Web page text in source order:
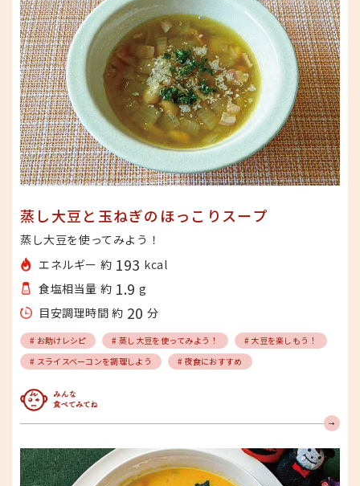
蒸し大豆と玉ねぎのほっこりスープ
蒸し大豆を使ってみよう！
エネルギー 約 193 kcal
食塩相当量 約 1.9 g
目安調理時間 約 20 分
# お助けレシピ # 蒸し大豆を使ってみよう！
# 大豆を楽しもう！
# スライスベーコンを調理しよう
# 夜食におすすめ
みんな食べてみてね